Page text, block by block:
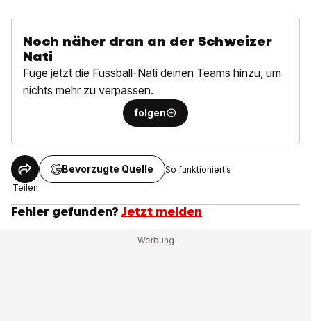
Noch näher dran an der Schweizer
Nati
Füge jetzt die Fussball-Nati deinen Teams hinzu, um
nichts mehr zu verpassen.
folgen
Teilen
Bevorzugte Quelle So funktioniert’s
Fehler gefunden? Jetzt melden